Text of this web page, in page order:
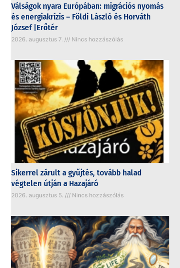
Válságok nyara Európában: migrációs nyomás
és energiakrízis – Földi László és Horváth
József |Erőtér
2026. augusztus 7. Nincs hozzászólás
Sikerrel zárult a gyűjtés, tovább halad
végtelen útján a Hazajáró
2026. augusztus 5. Nincs hozzászólás